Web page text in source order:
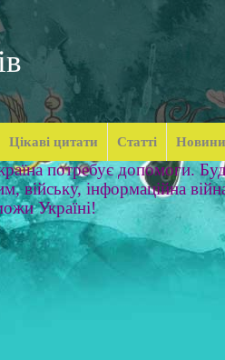
Цікаві цитати Статті Новини
потребує допомоги.
війську, інформаційна
Україні!